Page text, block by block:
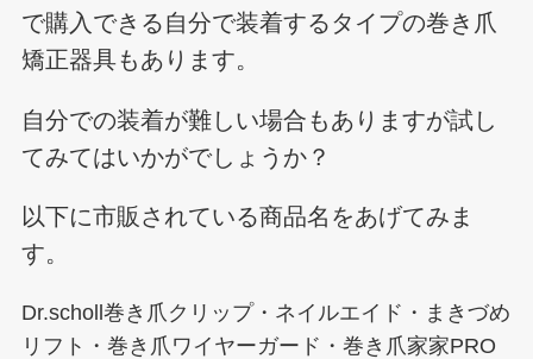
で購入できる自分で装着するタイプの巻き爪
矯正器具もあります。
自分での装着が難しい場合もありますが試し
てみてはいかがでしょうか？
以下に市販されている商品名をあげてみま
す。
Dr.scholl巻き爪クリップ・ネイルエイド・まきづめ
リフト・巻き爪ワイヤーガード・巻き爪家家PRO